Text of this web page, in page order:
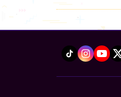
twitter
youtube
instagram
tiktok